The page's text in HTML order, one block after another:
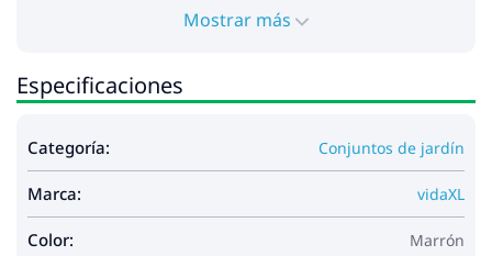
Altura del respaldo: 37 cm
La entrega contiene:
4 x Asientos de esquina
Máximo 110 kg por asiento.
Mostrar más
Especificaciones
Categoría: Conjuntos de jardín
Marca: vidaXL
Color: Marrón